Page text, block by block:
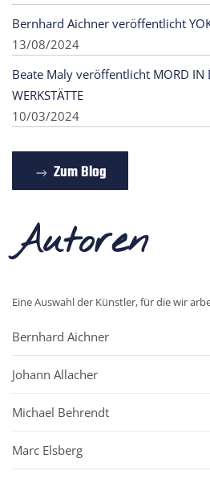
Bernhard Aichner veröffentlicht
13/08/2024
Beate Maly veröffentlicht MORD IN
WERKSTÄTTE
10/03/2024
Zum Blog
Autoren
Eine Auswahl der Künstler, für die wir
Bernhard Aichner
Johann Allacher
Michael Behrendt
Marc Elsberg